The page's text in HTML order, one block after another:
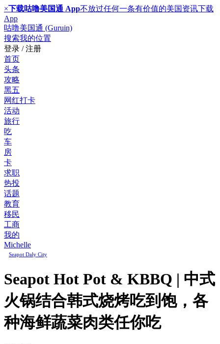
×下载咕噜美国通 App不放过任何一条有价值的美国资讯下载
App
咕噜美国通 (Guruin)
搜索我的位置
登录 / 注册
首页
头条
攻略
黑五
网红打卡
活动
旅行
吃
车
房
卡
求职
热投
话题
教育
移民
工商
我的
Michelle
Seapot Daly City
Seapot Hot Pot & KBBQ | 中式
火锅结合韩式烧烤吃到饱，各
种海鲜蔬菜肉类任你吃